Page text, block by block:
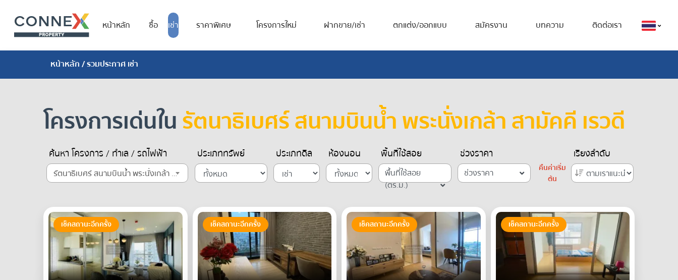
หน้าหลัก ซื้อ เช่า ราคาพิเศษ โครงการใหม่ ฝากขาย/เช่า ตกแต่ง/ออกแบบ สมัครงาน บทความ ติดต่อเรา
หน้าหลัก/ รวมประกาศ เช่า
โครงการเด่นในรัตนาธิเบศร์ สนามบินน้ำ พระนั่งเกล้า สามัคคี เรวดี
ค้นหา โครงการ / ทำเล / รถไฟฟ้า
รัตนาธิเบศร์ สนามบินน้ำ พระนั่งเกล้า สามัคคี เรวดี
ประเภททรัพย์ ประเภทดีล ห้องนอน พื้นที่ใช้สอย
พื้นที่ใช้สอย
(ตร.ม.)
ช่วงราคา
ช่วงราคา
คืนค่าเริ่ม
ต้น
เรียงลำดับ
เช็คสถานะอีกครั้ง เช็คสถานะอีกครั้ง เช็คสถานะอีกครั้ง เช็คสถานะอีกครั้ง